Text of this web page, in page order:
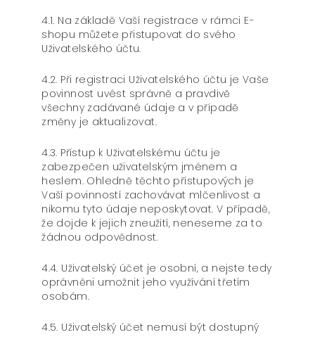
4.1. Na základě Vaší registrace v rámci E-
shopu můžete přistupovat do svého
Uživatelského účtu.
4.2. Při registraci Uživatelského účtu je Vaše
povinnost uvést správně a pravdivě
všechny zadávané údaje a v případě
změny je aktualizovat.
4.3. Přístup k Uživatelskému účtu je
zabezpečen uživatelským jménem a
heslem. Ohledně těchto přístupových je
Vaší povinností zachovávat mlčenlivost a
nikomu tyto údaje neposkytovat. V případě,
že dojde k jejich zneužití, neneseme za to
žádnou odpovědnost.
4.4. Uživatelský účet je osobní, a nejste tedy
oprávněni umožnit jeho využívání třetím
osobám.
4.5. Uživatelský účet nemusí být dostupný